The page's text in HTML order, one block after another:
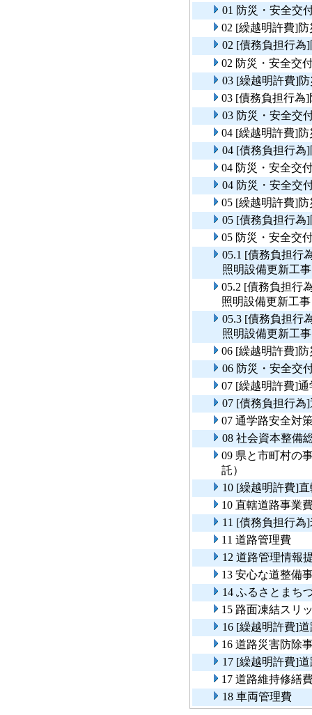
01 防災・安全交
02 [繰越明許費]
02 [債務負担行為
02 防災・安全交
03 [繰越明許費]
03 [債務負担行為
03 防災・安全交
04 [繰越明許費]
04 [債務負担行為
04 防災・安全交
04 防災・安全
05 [繰越明許費]
05 [債務負担行為
05 防災・安全交
05.1 [債務負担行
照明設備更新工
05.2 [債務負担行
照明設備更新工
05.3 [債務負担行
照明設備更新工
06 [繰越明許費]
06 防災・安全交
07 [繰越明許費]
07 [債務負担行為
07 通学路安全対
08 社会資本整備
09 県と市町村の
託）
10 [繰越明許費]
10 直轄道路事業
11 [債務負担行為
11 道路管理費
12 道路管理情報
13 安心な道整備
14 ふるさとまち
15 路面凍結スリ
16 [繰越明許費]
16 道路災害防除
17 [繰越明許費]
17 道路維持修繕
18 車両管理費